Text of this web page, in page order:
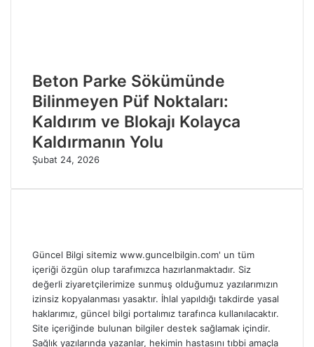
Beton Parke Sökümünde
Bilinmeyen Püf Noktaları:
Kaldırım ve Blokajı Kolayca
Kaldırmanın Yolu
Şubat 24, 2026
Güncel Bilgi sitemiz www.guncelbilgin.com' un tüm
içeriği özgün olup tarafımızca hazırlanmaktadır. Siz
değerli ziyaretçilerimize sunmuş olduğumuz yazılarımızın
izinsiz kopyalanması yasaktır. İhlal yapıldığı takdirde yasal
haklarımız, güncel bilgi portalımız tarafınca kullanılacaktır.
Site içeriğinde bulunan bilgiler destek sağlamak içindir.
Sağlık yazılarında yazanlar, hekimin hastasını tıbbi amaçla